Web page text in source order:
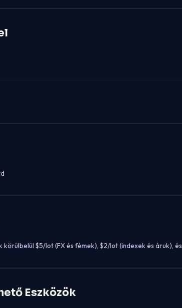
körülbelül $5/lot (FX és fémek), $2/lot (indexek és áruk),
Eszközök